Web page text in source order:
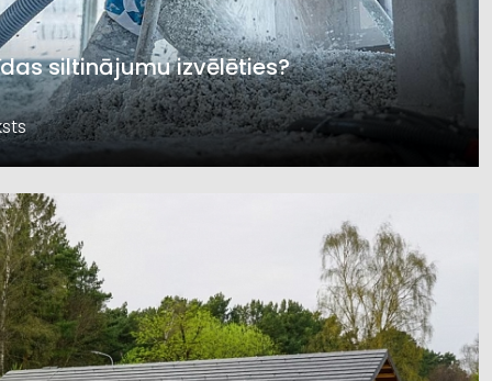
siltinājumu izvēlēties?